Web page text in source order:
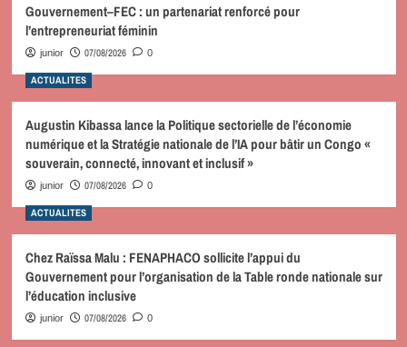
Gouvernement–FEC : un partenariat renforcé pour
l’entrepreneuriat féminin
junior 07/08/2026 0
ACTUALITES
Augustin Kibassa lance la Politique sectorielle de l’économie
numérique et la Stratégie nationale de l’IA pour bâtir un Congo «
souverain, connecté, innovant et inclusif »
junior 07/08/2026 0
ACTUALITES
Chez Raïssa Malu : FENAPHACO sollicite l’appui du
Gouvernement pour l’organisation de la Table ronde nationale sur
l’éducation inclusive
junior 07/08/2026 0